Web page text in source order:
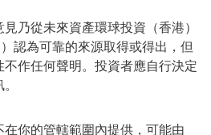
乃從未來資產環球投資（香港）
認為可靠的來源取得或得出，但
作任何聲明。投資者應自行決定
你的管轄範圍內提供，可能由